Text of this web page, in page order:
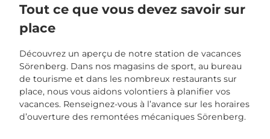
Tout ce que vous devez savoir sur
place
Découvrez un aperçu de notre station de vacances
Sörenberg. Dans nos magasins de sport, au bureau
de tourisme et dans les nombreux restaurants sur
place, nous vous aidons volontiers à planifier vos
vacances. Renseignez-vous à l’avance sur les horaires
d’ouverture des remontées mécaniques Sörenberg.